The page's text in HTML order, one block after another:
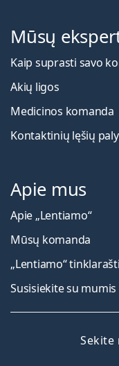
Mūsų
Kaip suprasti savo
Akių ligos
Medicinos komanda
Kontaktinių lęšių
Apie mus
Apie „Lentiamo“
Mūsų komanda
„Lentiamo“
Susisiekite su mumis
Sekite